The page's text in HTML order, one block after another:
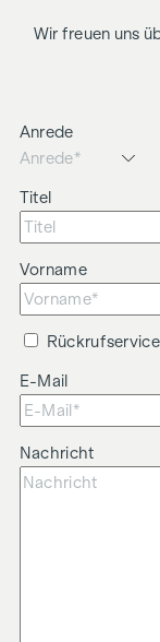
Wir freuen uns
Anrede
Titel
Vorname
Rückrufservice
E-Mail
Nachricht